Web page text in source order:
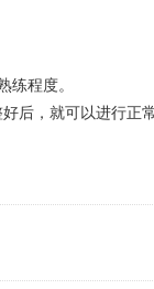
程度。
后，就可以进行正